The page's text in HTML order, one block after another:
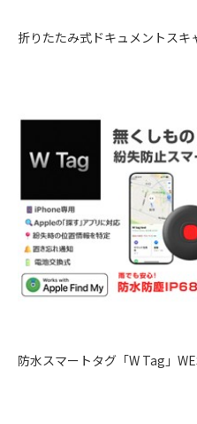
折りたたみ式ドキュメントスキ
防水スマートタグ「W Tag」